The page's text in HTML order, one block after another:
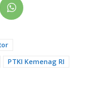
PTKI Kemenag RI